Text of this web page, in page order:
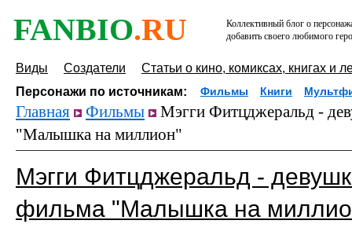
FANBIO.RU
Коллективный блог о
добавить своего любимого
Виды Создатели
Статьи о кино, комиксах, книгах и
Персонажи по источникам:
Фильмы Книги
Главная Фильмы
Мэгги Фитцджеральд -
"Малышка на миллион"
Мэгги Фитцджеральд -
фильма "Малышка на